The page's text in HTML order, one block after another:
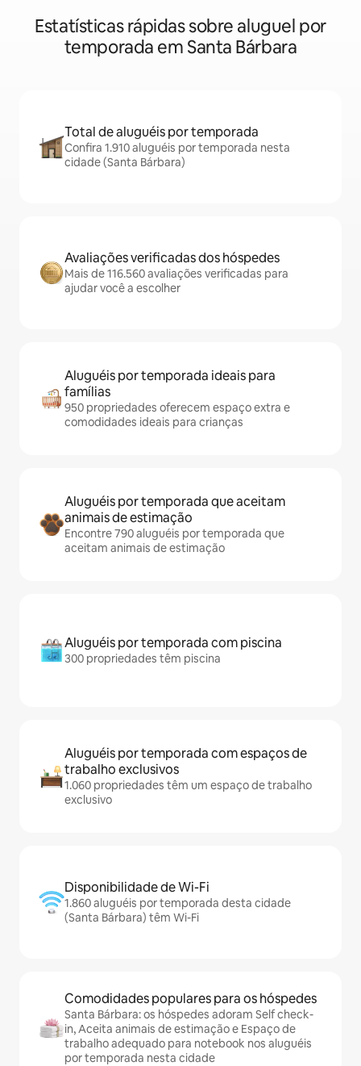
Estatísticas rápidas sobre aluguel por
temporada em Santa Bárbara
Total de aluguéis por temporada
Confira 1.910 aluguéis por temporada nesta
cidade (Santa Bárbara)
Avaliações verificadas dos hóspedes
Mais de 116.560 avaliações verificadas para
ajudar você a escolher
Aluguéis por temporada ideais para
famílias
950 propriedades oferecem espaço extra e
comodidades ideais para crianças
Aluguéis por temporada que aceitam
animais de estimação
Encontre 790 aluguéis por temporada que
aceitam animais de estimação
Aluguéis por temporada com piscina
300 propriedades têm piscina
Aluguéis por temporada com espaços de
trabalho exclusivos
1.060 propriedades têm um espaço de trabalho
exclusivo
Disponibilidade de Wi-Fi
1.860 aluguéis por temporada desta cidade
(Santa Bárbara) têm Wi-Fi
Comodidades populares para os hóspedes
Santa Bárbara: os hóspedes adoram Self check-
in, Aceita animais de estimação e Espaço de
trabalho adequado para notebook nos aluguéis
por temporada nesta cidade